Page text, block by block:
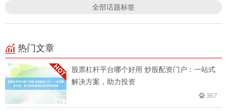
全部话题标签
热门文章
股票杠杆平台哪个好用 炒股配资门户：一站式
解决方案，助力投资
367